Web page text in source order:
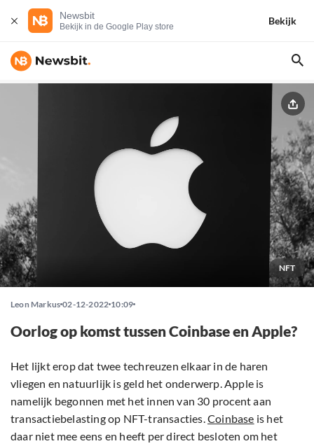
Newsbit
Bekijk in de Google Play store
Bekijk
NFT
Leon Markus 02-12-2022 10:09
Oorlog op komst tussen Coinbase en Apple?
Het lijkt erop dat twee techreuzen elkaar in de haren
vliegen en natuurlijk is geld het onderwerp. Apple is
namelijk begonnen met het innen van 30 procent aan
transactiebelasting op NFT-transacties.Coinbase is het
daar niet mee eens en heeft per direct besloten om het